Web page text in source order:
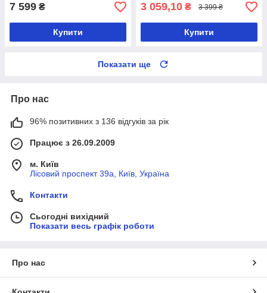
7 599 ₴
Купити
3 059,10 ₴ 3 399 ₴
Купити
Показати ще
Про нас
96% позитивних з 136 відгуків за рік
Працює з 26.09.2009
м. Київ
Лісовий проспект 39а, Київ, Україна
Контакти
Сьогодні вихідний
Показати весь графік роботи
Про нас